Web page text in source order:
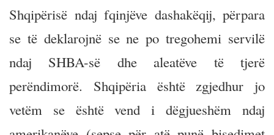
Shqipërisë ndaj fqinjëve dashakëqij, përpara
se të deklarojnë se ne po tregohemi servilë
ndaj SHBA-së dhe aleatëve të tjerë
perëndimorë. Shqipëria është zgjedhur jo
vetëm se është vend i dëgjueshëm ndaj